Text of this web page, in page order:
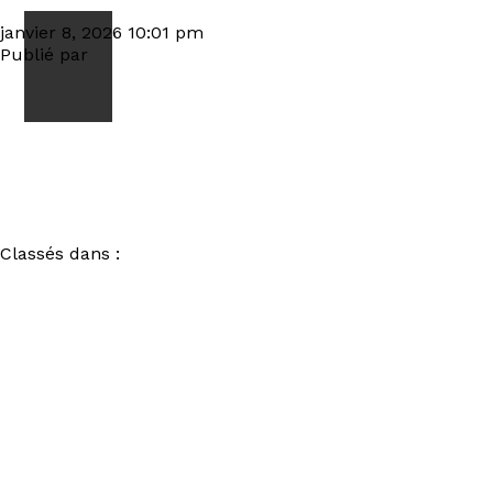
press pic 2025 inferno stage bestttttttttttttw text
janvier 8, 2026 10:01 pm
Publié par
Classés dans :